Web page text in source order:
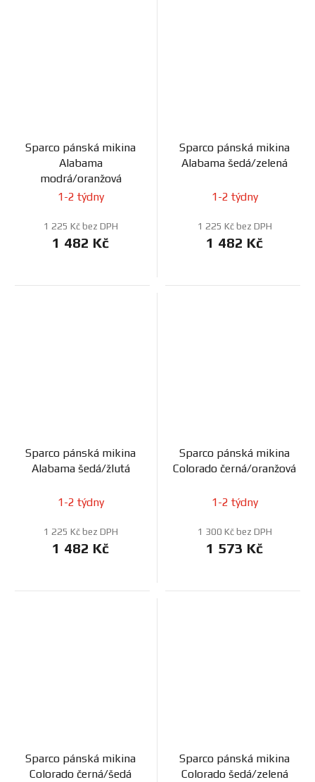
Sparco pánská mikina
Alabama
modrá/oranžová
1-2 týdny
1 225 Kč bez DPH
1 482 Kč
Sparco pánská mikina
Alabama šedá/zelená
1-2 týdny
1 225 Kč bez DPH
1 482 Kč
Sparco pánská mikina
Alabama šedá/žlutá
1-2 týdny
1 225 Kč bez DPH
1 482 Kč
Sparco pánská mikina
Colorado černá/oranžová
1-2 týdny
1 300 Kč bez DPH
1 573 Kč
Sparco pánská mikina
Colorado černá/šedá
Sparco pánská mikina
Colorado šedá/zelená